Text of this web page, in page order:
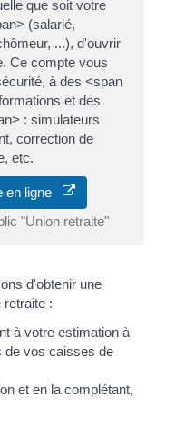
que soit votre
(salarié,
...), d'ouvrir
Ce compte vous
à des <span
et des
: simulateurs
correction de
etc.
en ligne
"Union retraite"
d'obtenir une
:
à votre estimation à
de vos caisses de
et en la complétant,